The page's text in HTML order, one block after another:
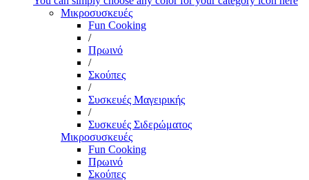
Μικροσυσκευές
Fun Cooking
/
Πρωινό
/
Σκούπες
/
Συσκευές Μαγειρικής
/
Συσκευές Σιδερώματος
Μικροσυσκευές
Fun Cooking
Πρωινό
Σκούπες